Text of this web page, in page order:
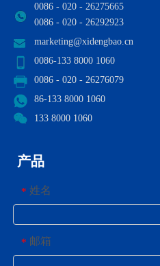
0086 - 020 - 26275665
0086 - 020 - 26292923
marketing@xidengbao.cn
0086-133 8000 1060
0086 - 020 - 26276079
86-133 8000 1060
133 8000 1060
产品
* 姓名
* 邮箱